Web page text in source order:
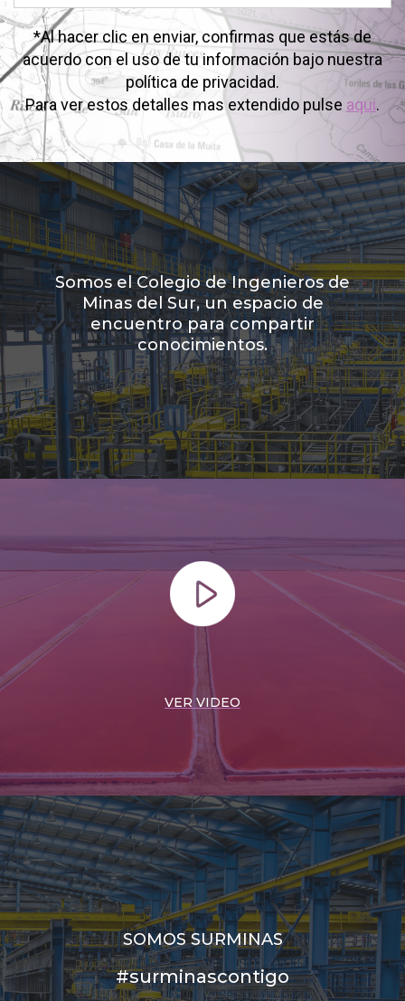
*Al hacer clic en enviar, confirmas que estás de
acuerdo con el uso de tu información bajo nuestra
política de privacidad.
Para ver estos detalles mas extendido pulse aqui.
Somos el Colegio de Ingenieros de
Minas del Sur, un espacio de
encuentro para compartir
conocimientos.
VER VIDEO
SOMOS SURMINAS
#surminascontigo